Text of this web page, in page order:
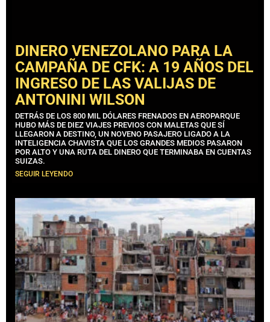
DINERO VENEZOLANO PARA LA
CAMPAÑA DE CFK: A 19 AÑOS DEL
INGRESO DE LAS VALIJAS DE
ANTONINI WILSON
DETRÁS DE LOS 800 MIL DÓLARES FRENADOS EN AEROPARQUE
HUBO MÁS DE DIEZ VIAJES PREVIOS CON MALETAS QUE SÍ
LLEGARON A DESTINO, UN NOVENO PASAJERO LIGADO A LA
INTELIGENCIA CHAVISTA QUE LOS GRANDES MEDIOS PASARON
POR ALTO Y UNA RUTA DEL DINERO QUE TERMINABA EN CUENTAS
SUIZAS.
SEGUIR LEYENDO